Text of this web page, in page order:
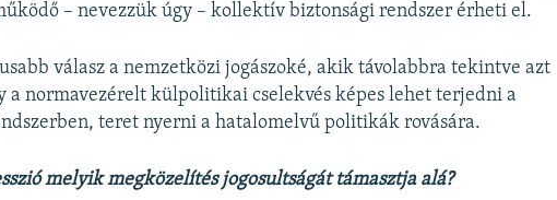
– nevezzük úgy – kollektív biztonsági rendszer érheti el.
válasz a nemzetközi jogászoké, akik távolabbra tekintve azt
a normavezérelt külpolitikai cselekvés képes lehet terjedni a
teret nyerni a hatalomelvű politikák rovására.
melyik megközelítés jogosultságát támasztja alá?